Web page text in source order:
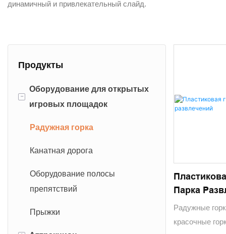
динамичный и привлекательный слайд.
Продукты
-
Оборудование для открытых
игровых площадок
Радужная горка
Канатная дорога
Оборудование полосы
препятствий
Прыжки
Парка
Радужные
красочные